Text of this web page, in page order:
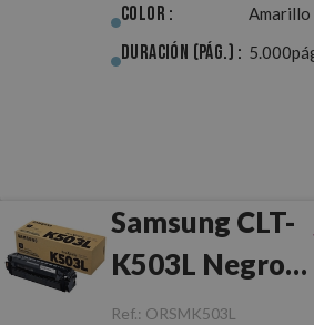
Color : Amarillo
Duración (pág.) :
Samsung CLT-
K503L Negro
Original
Ref.: ORSMK503L